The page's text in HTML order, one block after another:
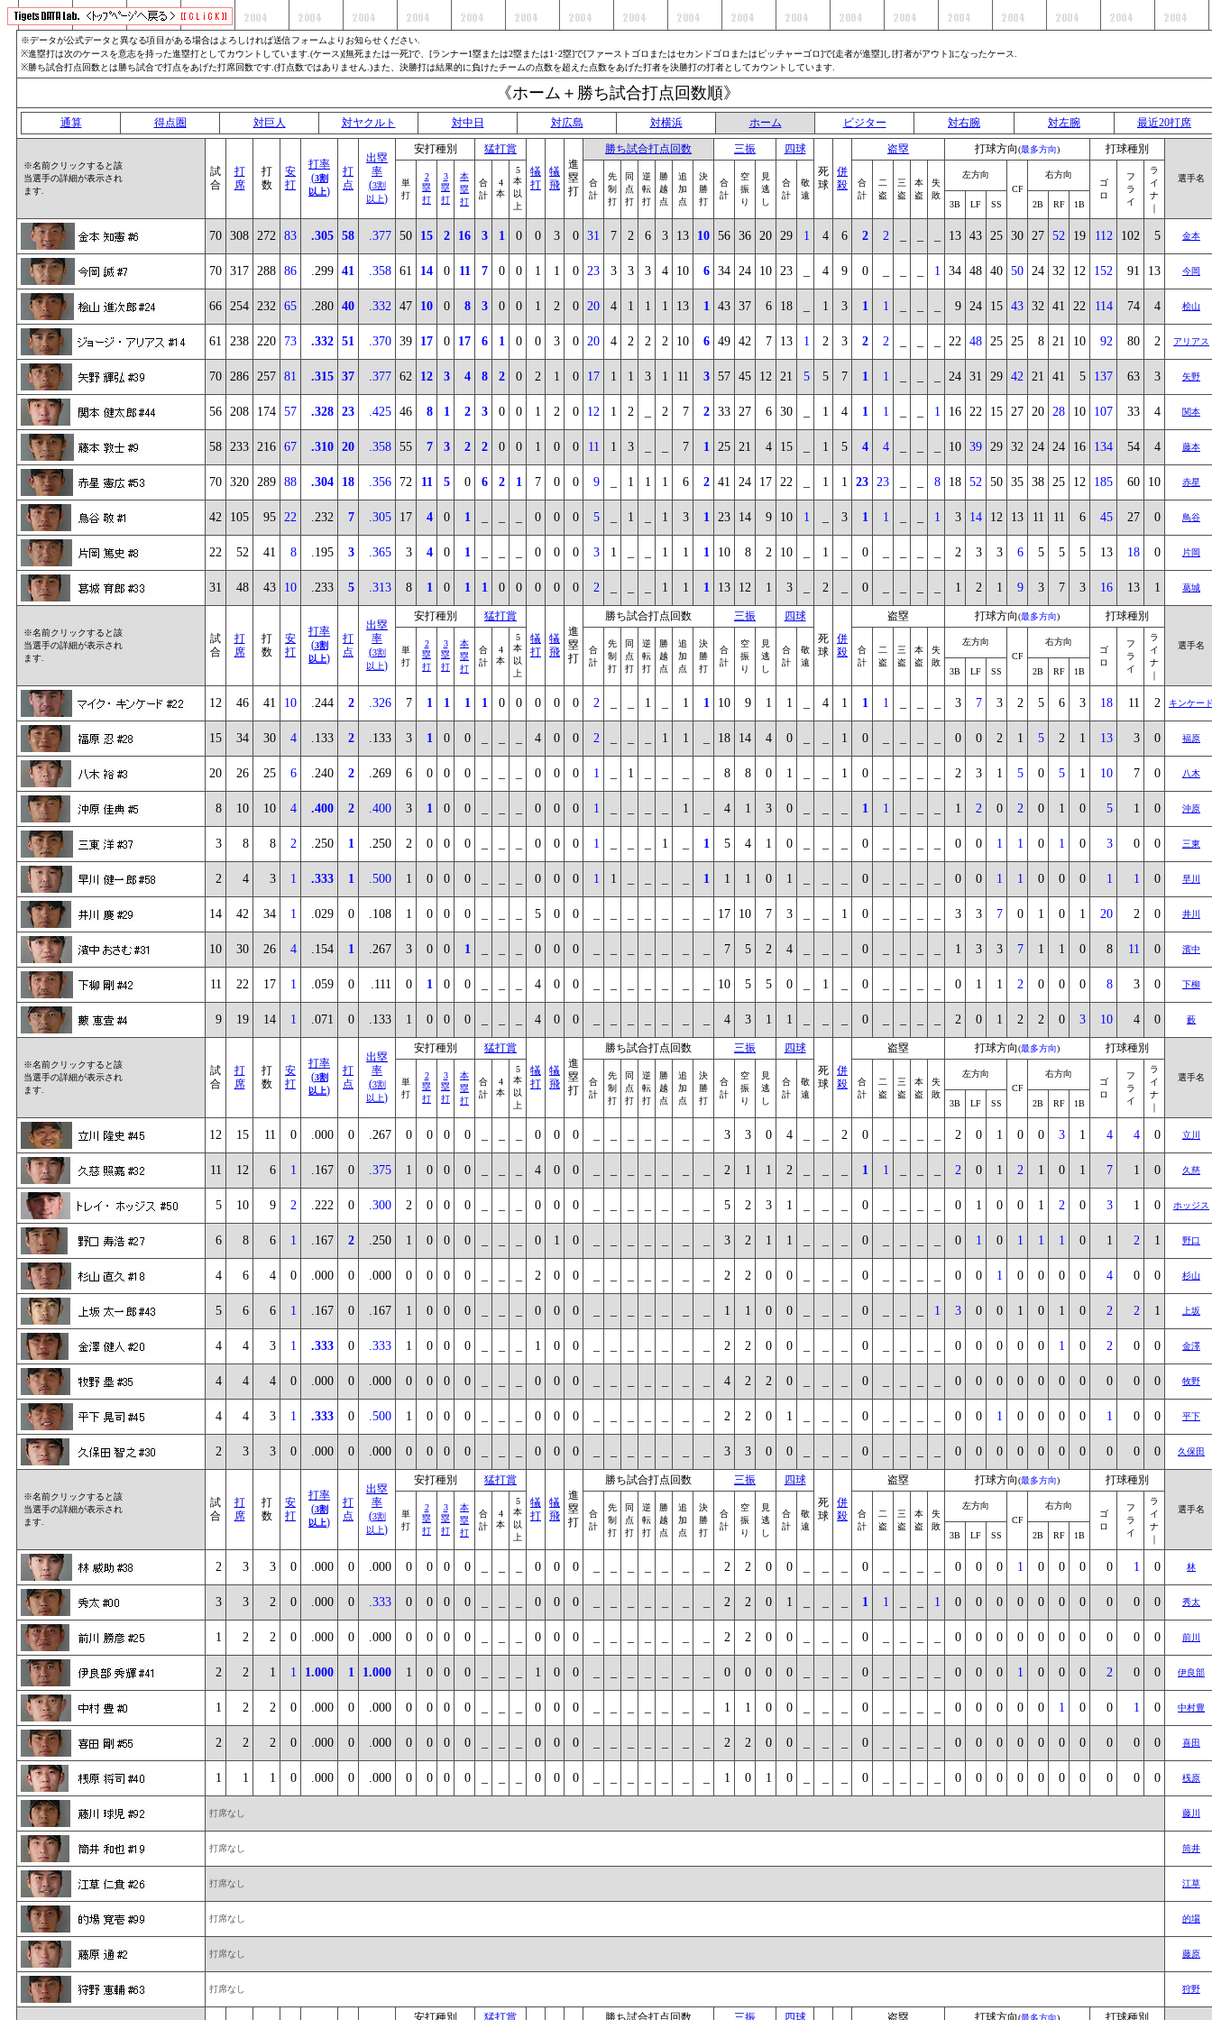
※データが公式データと異なる項目がある場合はよろしければ送信フォームよりお知らせください.
※進塁打は次のケースを意志を持った進塁打としてカウントしています.(ケース)[無死または一死]で、[ランナー1塁または2塁または1･2塁]で[ファーストゴロまたはセカンドゴロまたはピッチャーゴロ]で[走者が進塁]し[打者がアウト]になったケース.
※勝ち試合打点回数とは勝ち試合で打点をあげた打席回数です.(打点数ではありません.)また、決勝打は結果的に負けたチームの点数を超えた点数をあげた打者を決勝打の打者としてカウントしています.
《ホーム＋勝ち試合打点回数順》
通算 得点圏 対巨人 対ヤクルト 対中日 対広島 対横浜 ホーム ビジター 対右腕 対左腕 最近20打席
※名前クリックすると該
当選手の詳細が表示され
ます.
試
合
打
席
打
数
安
打
打率
(3割
以上)
打
点
出塁
率
(3割
以上)
安打種別
猛打賞
犠
打
犠
飛
進
塁
打
勝ち試合打点回数 三振
四球
死
球
併
殺
盗塁 打球方向(最多方向) 打球種別
選手名
単
打
2
塁
打
3
塁
打
本
塁
打
合
計
4
本
5
本
以
上
合
計
先
制
打
同
点
打
逆
転
打
勝
越
点
追
加
点
決
勝
打
合
計
空
振
り
見
逃
し
合
計
敬
遠
合
計
二
盗
三
盗
本
盗
失
敗
左方向
CF
右方向
ゴ
ロ
フ
ラ
イ
ラ
イ
ナ
｜
3B LF SS 2B RF 1B
70 308 272 83 .305 58 .377 50 15 2 16 3 1 0 0 3 0 31 7 2 6 3 13 10 56 36 20 29 1 4 6 2 2 13 43 25 30 27 52 19 112 102 5 金本
70 317 288 86 .299 41 .358 61 14 0 11 7 0 0 1 1 0 23 3 3 3 4 10 6 34 24 10 23 4 9 0 1 34 48 40 50 24 32 12 152 91 13 今岡
66 254 232 65 .280 40 .332 47 10 0 8 3 0 0 1 2 0 20 4 1 1 1 13 1 43 37 6 18 1 3 1 1 9 24 15 43 32 41 22 114 74 4 桧山
61 238 220 73 .332 51 .370 39 17 0 17 6 1 0 0 3 0 20 4 2 2 2 10 6 49 42 7 13 1 2 3 2 2 22 48 25 25 8 21 10 92 80 2 アリアス
70 286 257 81 .315 37 .377 62 12 3 4 8 2 0 2 1 0 17 1 1 3 1 11 3 57 45 12 21 5 5 7 1 1 24 31 29 42 21 41 5 137 63 3 矢野
56 208 174 57 .328 23 .425 46 8 1 2 3 0 0 1 2 0 12 1 2 2 7 2 33 27 6 30 1 4 1 1 1 16 22 15 27 20 28 10 107 33 4 関本
58 233 216 67 .310 20 .358 55 7 3 2 2 0 0 1 0 0 11 1 3 7 1 25 21 4 15 1 5 4 4 10 39 29 32 24 24 16 134 54 4 藤本
70 320 289 88 .304 18 .356 72 11 5 0 6 2 1 7 0 0 9 1 1 1 6 2 41 24 17 22 1 1 23 23 8 18 52 50 35 38 25 12 185 60 10 赤星
42 105 95 22 .232 7 .305 17 4 0 1 0 0 0 5 1 1 3 1 23 14 9 10 1 3 1 1 1 3 14 12 13 11 11 6 45 27 0 鳥谷
22 52 41 8 .195 3 .365 3 4 0 1 0 0 0 3 1 1 1 1 10 8 2 10 1 0 2 3 3 6 5 5 5 13 18 0 片岡
31 48 43 10 .233 5 .313 8 1 0 1 1 0 0 0 0 0 2 1 1 1 13 12 1 3 2 0 1 2 1 9 3 7 3 16 13 1 葛城
※名前クリックすると該
当選手の詳細が表示され
ます.
試
合
打
席
打
数
安
打
打率
(3割
以上)
打
点
出塁
率
(3割
以上)
安打種別
猛打賞
犠
打
犠
飛
進
塁
打
勝ち試合打点回数 三振
四球
死
球
併
殺
盗塁 打球方向(最多方向) 打球種別
選手名
単
打
2
塁
打
3
塁
打
本
塁
打
合
計
4
本
5
本
以
上
合
計
先
制
打
同
点
打
逆
転
打
勝
越
点
追
加
点
決
勝
打
合
計
空
振
り
見
逃
し
合
計
敬
遠
合
計
二
盗
三
盗
本
盗
失
敗
左方向
CF
右方向
ゴ
ロ
フ
ラ
イ
ラ
イ
ナ
｜
3B LF SS 2B RF 1B
12 46 41 10 .244 2 .326 7 1 1 1 1 0 0 0 0 0 2 1 1 1 10 9 1 1 4 1 1 1 3 7 3 2 5 6 3 18 11 2 キンケー
15 34 30 4 .133 2 .133 3 1 0 0 4 0 0 2 1 1 18 14 4 0 1 0 0 0 2 1 5 2 1 13 3 0 福原
20 26 25 6 .240 2 .269 6 0 0 0 0 0 0 1 1 8 8 0 1 1 0 2 3 1 5 0 5 1 10 7 0 八木
8 10 10 4 .400 2 .400 3 1 0 0 0 0 0 1 1 4 1 3 0 1 1 1 2 0 2 0 1 0 5 1 0 沖原
3 8 8 2 .250 1 .250 2 0 0 0 0 0 0 1 1 1 5 4 1 0 0 0 0 1 1 0 1 0 3 0 0 三東
2 4 3 1 .333 1 .500 1 0 0 0 0 0 0 1 1 1 1 1 0 1 0 0 0 1 1 0 0 0 1 1 0 早川
14 42 34 1 .029 0 .108 1 0 0 0 5 0 0 17 10 7 3 1 0 3 3 7 0 1 0 1 20 2 0 井川
10 30 26 4 .154 1 .267 3 0 0 1 0 0 0 7 5 2 4 0 1 3 3 7 1 1 0 8 11 0 濱中
11 22 17 1 .059 0 .111 0 1 0 0 4 0 0 10 5 5 0 1 0 0 1 1 2 0 0 0 8 3 0 下柳
9 19 14 1 .071 0 .133 1 0 0 0 4 0 0 4 3 1 1 0 2 0 1 2 2 0 3 10 4 0 藪
※名前クリックすると該
当選手の詳細が表示され
ます.
試
合
打
席
打
数
安
打
打率
(3割
以上)
打
点
出塁
率
(3割
以上)
安打種別
猛打賞
犠
打
犠
飛
進
塁
打
勝ち試合打点回数 三振
四球
死
球
併
殺
盗塁 打球方向(最多方向) 打球種別
選手名
単
打
2
塁
打
3
塁
打
本
塁
打
合
計
4
本
5
本
以
上
合
計
先
制
打
同
点
打
逆
転
打
勝
越
点
追
加
点
決
勝
打
合
計
空
振
り
見
逃
し
合
計
敬
遠
合
計
二
盗
三
盗
本
盗
失
敗
左方向
CF
右方向
ゴ
ロ
フ
ラ
イ
ラ
イ
ナ
｜
3B LF SS 2B RF 1B
12 15 11 0 .000 0 .267 0 0 0 0 0 0 0 3 3 0 4 2 0 2 0 1 0 0 3 1 4 4 0 立川
11 12 6 1 .167 0 .375 1 0 0 0 4 0 0 2 1 1 2 1 1 2 0 1 2 1 0 1 7 1 0 久慈
5 10 9 2 .222 0 .300 2 0 0 0 0 0 0 5 2 3 1 0 0 1 0 0 1 2 0 3 1 0 ホッジス
6 8 6 1 .167 2 .250 1 0 0 0 0 1 0 3 2 1 1 0 0 1 0 1 1 1 0 1 2 1 野口
4 6 4 0 .000 0 .000 0 0 0 0 2 0 0 2 2 0 0 0 0 0 1 0 0 0 0 4 0 0 杉山
5 6 6 1 .167 0 .167 1 0 0 0 0 0 0 1 1 0 0 0 1 3 0 0 1 0 1 0 2 2 1 上坂
4 4 3 1 .333 0 .333 1 0 0 0 1 0 0 2 2 0 0 0 0 0 0 0 0 1 0 2 0 0 金澤
4 4 4 0 .000 0 .000 0 0 0 0 0 0 0 4 2 2 0 0 0 0 0 0 0 0 0 0 0 0 牧野
4 4 3 1 .333 0 .500 1 0 0 0 0 0 0 2 2 0 1 0 0 0 1 0 0 0 0 1 0 0 平下
2 3 3 0 .000 0 .000 0 0 0 0 0 0 0 3 3 0 0 0 0 0 0 0 0 0 0 0 0 0 久保田
※名前クリックすると該
当選手の詳細が表示され
ます.
試
合
打
席
打
数
安
打
打率
(3割
以上)
打
点
出塁
率
(3割
以上)
安打種別
猛打賞
犠
打
犠
飛
進
塁
打
勝ち試合打点回数 三振
四球
死
球
併
殺
盗塁 打球方向(最多方向) 打球種別
選手名
単
打
2
塁
打
3
塁
打
本
塁
打
合
計
4
本
5
本
以
上
合
計
先
制
打
同
点
打
逆
転
打
勝
越
点
追
加
点
決
勝
打
合
計
空
振
り
見
逃
し
合
計
敬
遠
合
計
二
盗
三
盗
本
盗
失
敗
左方向
CF
右方向
ゴ
ロ
フ
ラ
イ
ラ
イ
ナ
｜
3B LF SS 2B RF 1B
2 3 3 0 .000 0 .000 0 0 0 0 0 0 0 2 2 0 0 0 0 0 0 1 0 0 0 0 1 0 林
3 3 2 0 .000 0 .333 0 0 0 0 0 0 0 2 2 0 1 1 1 1 0 0 0 0 0 0 0 0 0 0 秀太
1 2 2 0 .000 0 .000 0 0 0 0 0 0 0 2 2 0 0 0 0 0 0 0 0 0 0 0 0 0 前川
2 2 1 1 1.000 1 1.000 1 0 0 0 1 0 0 0 0 0 0 0 0 0 0 1 0 0 0 2 0 0 伊良部
1 2 2 0 .000 0 .000 0 0 0 0 0 0 0 1 1 0 0 0 0 0 0 0 0 1 0 0 1 0 中村豊
2 2 2 0 .000 0 .000 0 0 0 0 0 0 0 2 2 0 0 0 0 0 0 0 0 0 0 0 0 0 喜田
1 1 1 0 .000 0 .000 0 0 0 0 0 0 0 1 0 1 0 0 0 0 0 0 0 0 0 0 0 0 桟原
打席なし 藤川
打席なし 筒井
打席なし 江草
打席なし 的場
打席なし 藤原
打席なし 狩野
安打種別 猛打賞 勝ち試合打点回数 三振 四球 盗塁 打球方向(最多方向) 打球種別